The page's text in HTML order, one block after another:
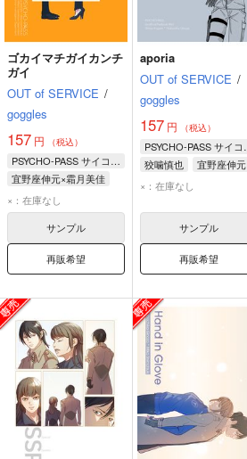
ゴカイマチガイカンチ
ガイ
OUT of SERVICE /
goggles
157 円 （税込）
PSYCHO-PASS サイコパス
宜野座伸元×霜月美佳
宜野座伸元
×：在庫なし
サンプル
再販希望
aporia
OUT of SERVICE /
goggles
157 円 （税込）
狡噛慎也
宜野座伸元
×：在庫なし
サンプル
再販希望